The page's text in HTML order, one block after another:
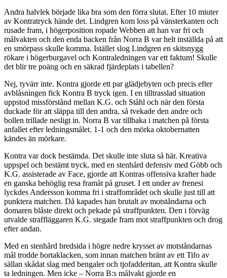
Andra halvlek började lika bra som den förra slutat. Efter 10 miuter
av Kontratryck hände det. Lindgren kom loss på vänsterkanten och
rusade fram, i högerposition ropade Webben att han var fri och
målvakten och den enda backen från Norra B var helt inställda på att
en smörpass skulle komma. Istället slog Lindgren en skitsnygg
rökare i högerburgavel och Kontraledningen var ett faktum! Skulle
det blir tre poäng och en säkrad fjärdeplats i tabellen?
Nej, tyvärr inte. Kontra gjorde ett par glädjebyten och precis efter
avblåsningen fick Kontra B tryck igen. I en tilltrasslad situation
uppstod missförstånd mellan K.G. och Ståhl och när den första
duckade för att släppa till den andra, så tvekade den andre och
bollen trillade nesligt in. Norra B var tillbaka i matchen på första
anfallet efter ledningsmålet. 1-1 och den mörka oktobernatten
kändes än mörkare.
Kontra var dock bestämda. Det skulle inte sluta så här. Kreativa
uppspel och bestämt tryck, med en stenhård defensiv med Göbb och
K.G. assisterade av Face, gjorde att Kontras offensiva krafter hade
en ganska behöglig resa framåt på gruset. I ett under av frenesi
lyckdes Andersson komma fri i straffområdet och skulle just till att
punktera matchen. Då kapades han brutalt av motståndarna och
domaren blåste direkt och pekade på straffpunkten. Den i förväg
utvalde straffläggaren K.G. stegade fram mot straffpunkten och drog
efter andan.
Med en stenhård bredsida i högre nedre krysset av motståndarnas
mål trodde bortaklacken, som innan matchen bränt av ett Tifo av
sällan skådat slag med bengaler och tjofadderitan, att Kontra skulle
ta ledningen. Men icke – Norra B:s målvakt gjorde en